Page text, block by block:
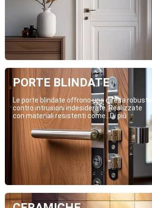
PORTE BLINDATE
Le porte blindate offrono una difesa robusta
contro intrusioni indesiderate. Realizzate
con materiali resistenti come...Di più